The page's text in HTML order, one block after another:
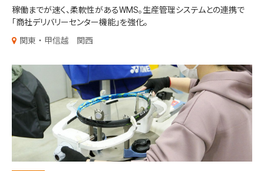
稼働までが速く、柔軟性があるWMS。生産管理システムとの連携で
「商社デリバリーセンター機能」を強化。
関東・甲信越
関西